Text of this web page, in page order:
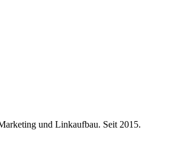
und Linkaufbau. Seit 2015.